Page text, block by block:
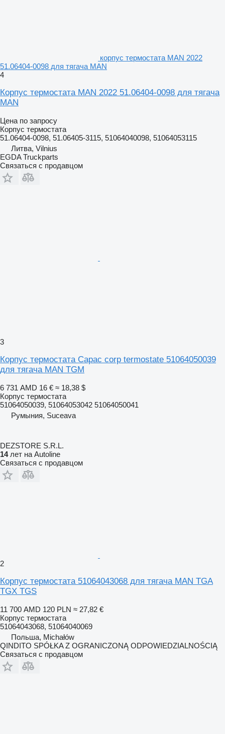
корпус термостата MAN 2022
51.06404-0098 для тягача MAN
4
Корпус термостата MAN 2022 51.06404-0098 для тягача
MAN
Цена по запросу
Корпус термостата
51.06404-0098, 51.06405-3115, 51064040098, 51064053115
Литва, Vilnius
EGDA Truckparts
Связаться с продавцом
3
Корпус термостата Capac corp termostate 51064050039
для тягача MAN TGM
6 731 AMD 16 € ≈ 18,38 $
Корпус термостата
51064050039, 51064053042 51064050041
Румыния, Suceava
DEZSTORE S.R.L.
14лет на Autoline
Связаться с продавцом
2
Корпус термостата 51064043068 для тягача MAN TGA
TGX TGS
11 700 AMD 120 PLN ≈ 27,82 €
Корпус термостата
51064043068, 51064040069
Польша, Michałów
QINDITO SPÓŁKA Z OGRANICZONĄ ODPOWIEDZIALNOŚCIĄ
Связаться с продавцом